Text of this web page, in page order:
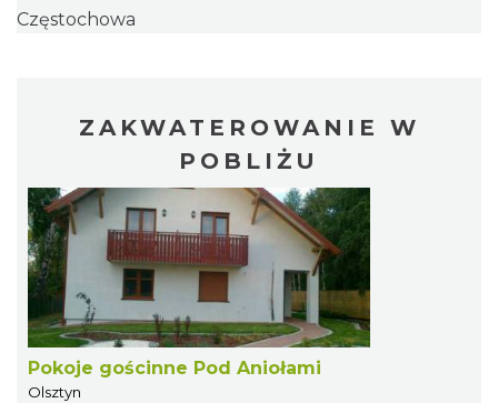
Częstochowa
ZAKWATEROWANIE W
POBLIŻU
Pokoje gościnne Pod Aniołami
Olsztyn